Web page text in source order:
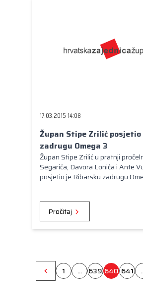
posjeta organiziran je posjet
Europske Unije, posjet
Hrvatske gospodarske komore u
17.03.2015 14:08
Župan Stipe Zrilić
zadrugu Omega 3
Župan Stipe Zrilić u pratnji
Segarića, Davora Lonića i Ante
posjetio je Ribarsku zadrugu
s radom ove zadruge za preradu
ribe koja ima 24 zadrugara s 30
posjete i istaknuo da je ova
zasluženo ove godine
Pročitaj
1 ... 639640 641